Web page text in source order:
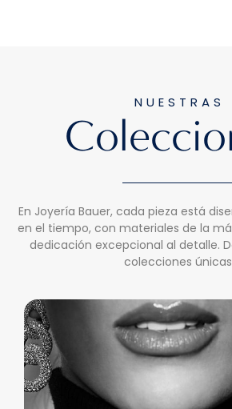
NUESTRAS
En Joyería Bauer, cada pieza está
en el tiempo, con materiales de la
dedicación excepcional al detalle.
colecciones